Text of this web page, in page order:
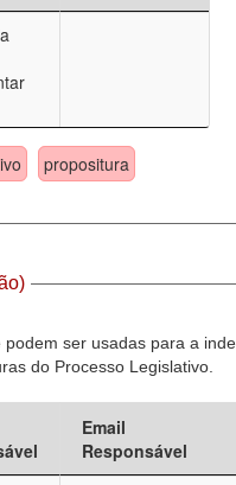
propositura
ser usadas para a
do Processo Legislativo.
Email
Responsável